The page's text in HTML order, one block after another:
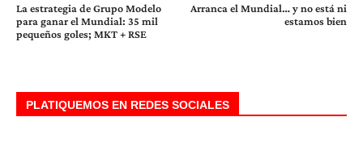
La estrategia de Grupo Modelo
para ganar el Mundial: 35 mil
pequeños goles; MKT + RSE
Arranca el Mundial… y no está ni
estamos bien
PLATIQUEMOS EN REDES SOCIALES